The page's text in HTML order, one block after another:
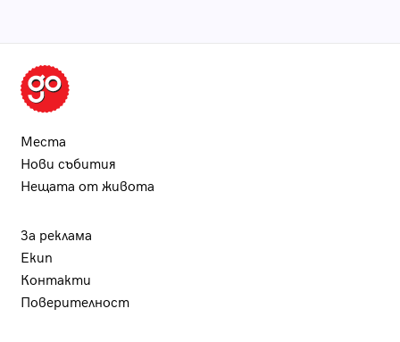
Места
Нови събития
Нещата от живота
За реклама
Екип
Контакти
Поверителност